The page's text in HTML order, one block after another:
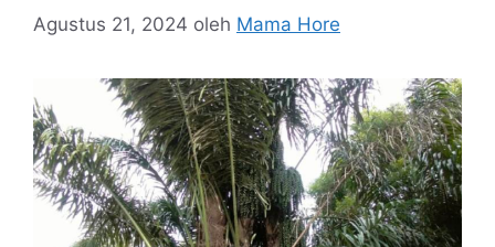
Agustus 21, 2024 oleh Mama Hore